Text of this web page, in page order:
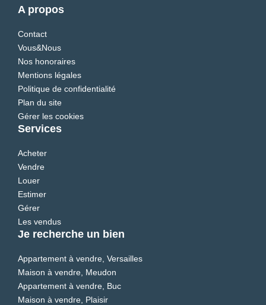
A propos
Contact
Vous&Nous
Nos honoraires
Mentions légales
Politique de confidentialité
Plan du site
Gérer les cookies
Services
Acheter
Vendre
Louer
Estimer
Gérer
Les vendus
Je recherche un bien
Appartement à vendre, Versailles
Maison à vendre, Meudon
Appartement à vendre, Buc
Maison à vendre, Plaisir